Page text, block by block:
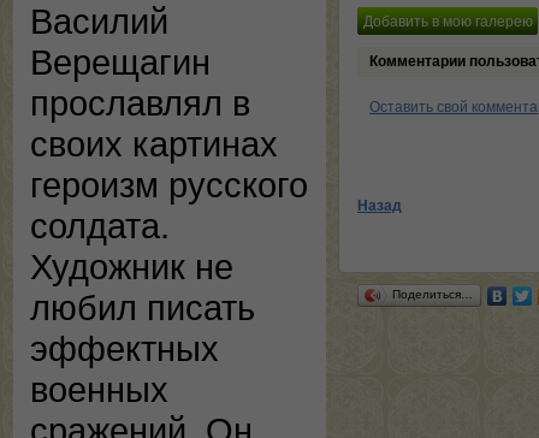
Василий
Верещагин
прославлял в
своих картинах
героизм русского
солдата.
Художник не
любил писать
эффектных
военных
Комментарии
Оставить свой
Назад
Поделиться…